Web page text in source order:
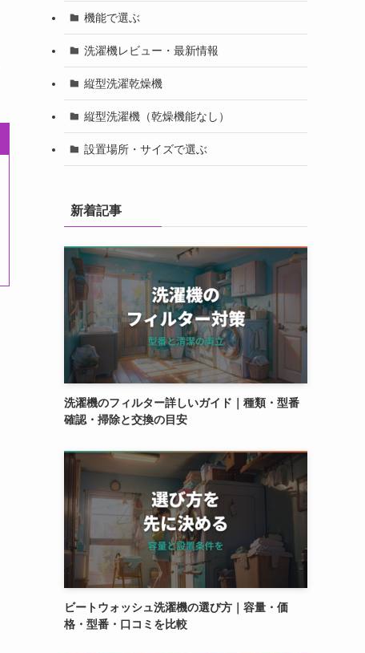
機能で選ぶ
洗濯機レビュー・最新情報
縦型洗濯乾燥機
縦型洗濯機（乾燥機能なし）
設置場所・サイズで選ぶ
新着記事
洗濯機のフィルター詳しいガイド｜種類・型番
確認・掃除と交換の目安
ビートウォッシュ洗濯機の選び方｜容量・価
格・型番・口コミを比較